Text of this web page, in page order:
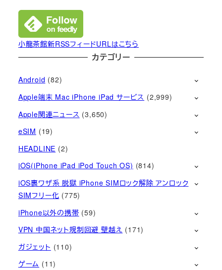
小龍茶館新RSSフィードURLはこちら
カテゴリー
Android (82)
Apple端末 Mac iPhone iPad サービス (2,999)
Apple関連ニュース (3,650)
eSIM (19)
HEADLINE (2)
iOS(iPhone iPad iPod Touch OS) (814)
iOS裏ワザ系 脱獄 iPhone SIMロック解除 アンロック
SIMフリー化 (775)
iPhone以外の携帯 (59)
VPN 中国ネット規制回避 壁越え (171)
ガジェット (110)
ゲーム (11)